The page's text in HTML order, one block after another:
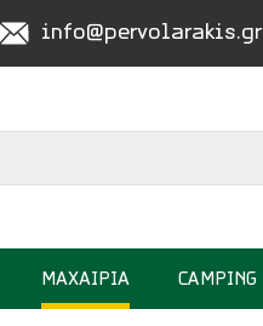
info@pervolarakis.gr
ΜΑΧΑΙΡΙΑ CAMPING